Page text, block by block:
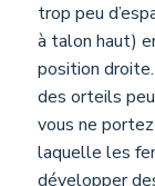
trop peu
à talon haut)
position
des orteils
vous ne
laquelle les
développer